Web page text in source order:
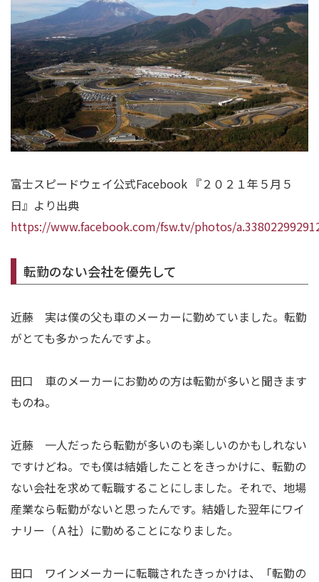
富士スピードウェイ公式Facebook 『２０２１年５月５
日』より出典
https://www.facebook.com/fsw.tv/photos/
転勤のない会社を優先して
近藤 実は僕の父も車のメーカーに勤めていました。転勤
がとても多かったんですよ。
田口 車のメーカーにお勤めの方は転勤が多いと聞きます
ものね。
近藤 一人だったら転勤が多いのも楽しいのかもしれない
ですけどね。でも僕は結婚したことをきっかけに、転勤の
ない会社を求めて転職することにしました。それで、地場
産業なら転勤がないと思ったんです。結婚した翌年にワイ
ナリー（Ａ社）に勤めることになりました。
田口 ワインメーカーに転職されたきっかけは、「転勤の